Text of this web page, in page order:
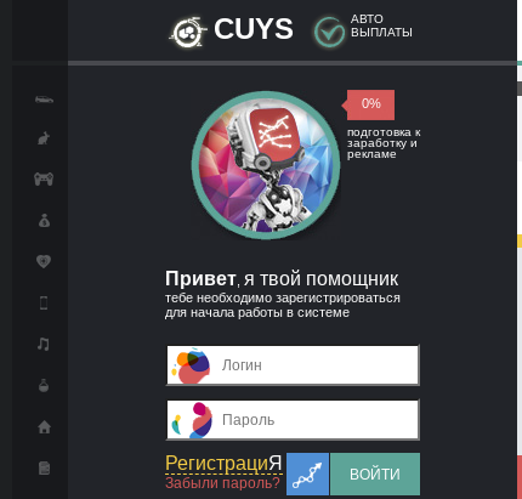
CUYS
АВТО
ВЫПЛАТЫ
0%
подготовка к
заработку и
рекламе
Привет я твой помощник
тебе необходимо зарегистрироваться
для начала работы в системе
РегистрациЯ
Забыли пароль?
ВОЙТИ